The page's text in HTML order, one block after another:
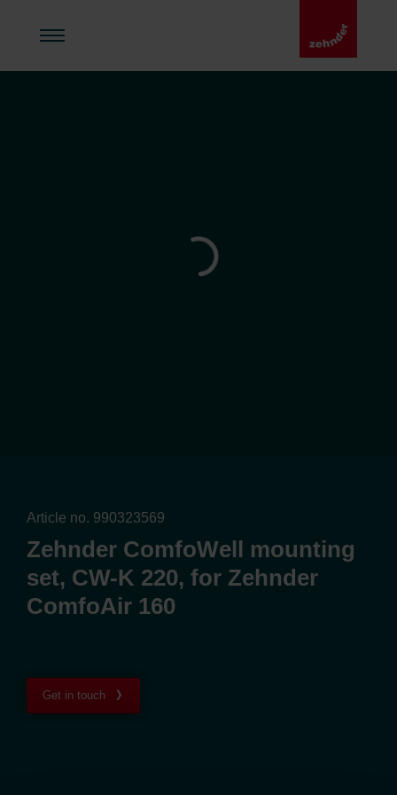
Article no. 990323569
Zehnder ComfoWell mounting
set, CW-K 220, for Zehnder
ComfoAir 160
Get in touch